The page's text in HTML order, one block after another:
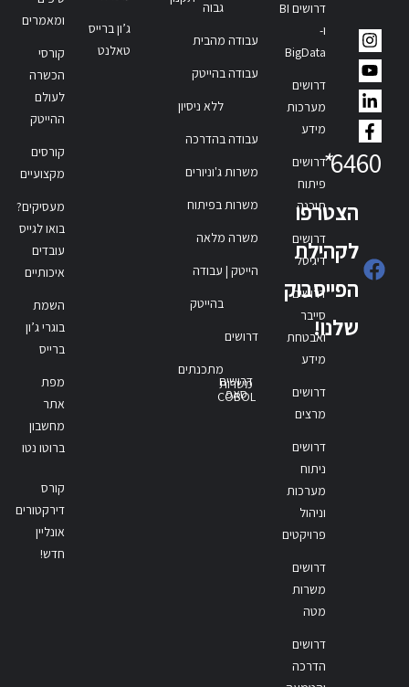
6460
*
הצטרפו
לקהילת
הפייסבוק
שלנו!
דרושים BI
ו-
BigData
דרושים
מערכות
מידע
דרושים
פיתוח
תוכנה
דרושים
דיגיטל
דרושים
סייבר
ואבטחת
מידע
דרושים
מרצים
דרושים
ניתוח
מערכות
וניהול
פרויקטים
דרושים
משרות
מטה
דרושים
הדרכה
גבוה
עבודה מהבית
עבודה בהייטק
ללא ניסיון
עבודה בהדרכה
משרות ג'וניורים
משרות בפיתוח
משרה מלאה
הייטק | עבודה
בהייטק
דרושים
מתכנתים
דרושים
סאפ
משרות
COBOL
ג’ון ברייס
טאלנט
ומאמרים
קורסי
הכשרה
לעולם
ההייטק
קורסים
מקצועיים
מעסיקים?
בואו לגייס
עובדים
איכותיים
השמת
בוגרי ג’ון
ברייס
מפת
אתר
מחשבון
ברוטו נטו
קורס
דירקטורים
אונליין
חדש!